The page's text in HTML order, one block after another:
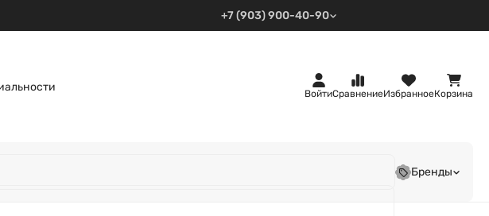
+7 (903) 900-40-90
ВойтиСравнениеИзбранноеКорзина
Бренды